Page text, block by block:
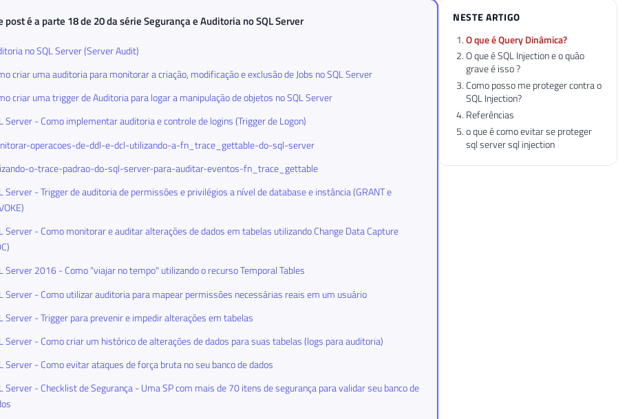
post é a parte 18 de 20 da sérieSegurança e Auditoria no SQL Server
no SQL Server (Server Audit)
criar uma auditoria para monitorar a criação, modificação e exclusão de Jobs no SQL Server
criar uma trigger de Auditoria para logar a manipulação de objetos no SQL Server
Server - Como implementar auditoria e controle de logins (Trigger de Logon)
operacoes-de-ddl-e-dcl-utilizando-a-fn_trace_gettable-do-sql-server
o-trace-padrao-do-sql-server-para-auditar-eventos-fn_trace_gettable
Server - Trigger de auditoria de permissões e privilégios a nível de database e instância (GRANT e
Server - Como monitorar e auditar alterações de dados em tabelas utilizando Change Data Capture
Server 2016 - Como "viajar no tempo" utilizando o recurso Temporal Tables
Server - Como utilizar auditoria para mapear permissões necessárias reais em um usuário
Server - Trigger para prevenir e impedir alterações em tabelas
Server - Como criar um histórico de alterações de dados para suas tabelas (logs para auditoria)
Server - Como evitar ataques de força bruta no seu banco de dados
Server - Checklist de Segurança - Uma SP com mais de 70 itens de segurança para validar seu banco de
NESTE ARTIGO
O que é Query Dinâmica?
O que é SQL Injection e o quão
grave é isso ?
Como posso me proteger contra o
SQL Injection?
Referências
o que é como evitar se proteger
sql server sql injection